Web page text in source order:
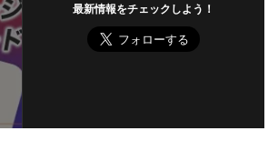
最新情報をチェックしよう！